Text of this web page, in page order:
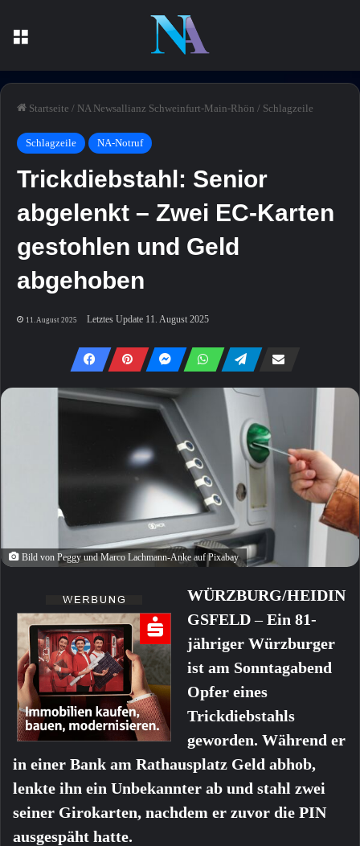
Startseite / NA Newsallianz Schweinfurt-Main-Rhön / Schlagzeile
Schlagzeile NA-Notruf
Trickdiebstahl: Senior
abgelenkt – Zwei EC-Karten
gestohlen und Geld
abgehoben
11. August 2025 Letztes Update 11. August 2025
Bild von Peggy und Marco Lachmann-Anke auf Pixabay
WÜRZBURG/HEIDIN
GSFELD–Ein 81-
jähriger Würzburger
ist am Sonntagabend
Opfer eines
Trickdiebstahls
geworden. Während er
in einer Bank am Rathausplatz Geld abhob,
lenkte ihn ein Unbekannter ab und stahl zwei
seiner Girokarten, nachdem er zuvor die PIN
ausgespäht hatte.